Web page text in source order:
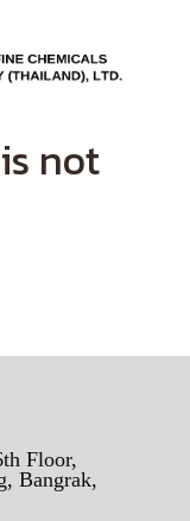
not
Floor,
Bangrak,